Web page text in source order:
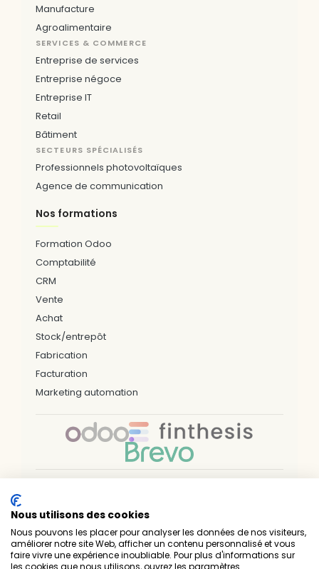
Manufacture
Agroalimentaire
SERVICES & COMMERCE
Entreprise de services
Entreprise négoce
Entreprise IT
Retail
Bâtiment
SECTEURS SPÉCIALISÉS
Professionnels photovoltaïques
Agence de communication
Nos formations
Formation Odoo
Comptabilité
CRM
Vente
Achat
Stock/entrepôt
Fabrication
Facturation
Marketing automation
LILLE ARRAS DUNKERQUE
SAINT-BRIEUC
LAVAL LUXEMBOURG
Prelium — Experts techniques & métiers • Intégrateur
Nous utilisons des cookies
Nous pouvons les placer pour analyser les données de nos visiteurs,
améliorer notre site Web, afficher un contenu personnalisé et vous
faire vivre une expérience inoubliable. Pour plus d'informations sur
les cookies que nous utilisons, ouvrez les paramètres.